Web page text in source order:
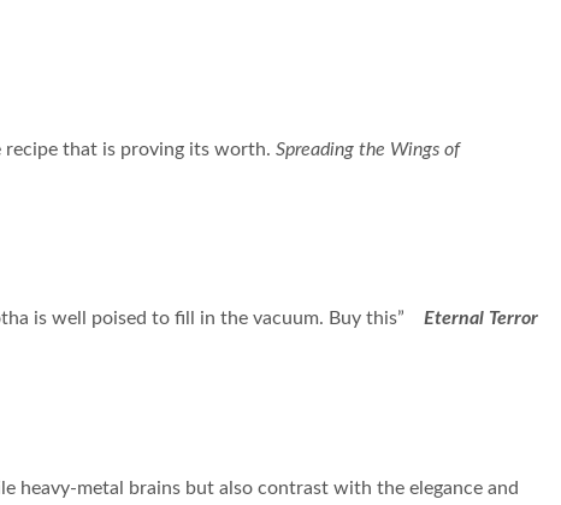
recipe that is proving its worth. Spreading the Wings of
is well poised to fill in the vacuum. Buy this”
Eternal Terror
heavy-metal brains but also contrast with the elegance and